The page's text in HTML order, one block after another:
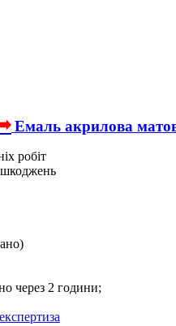
Емаль акрилова
робіт
через 2 години;